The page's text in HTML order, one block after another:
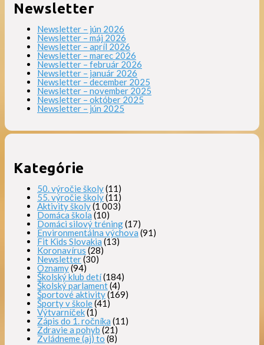
Newsletter
Newsletter – jún 2026
Newsletter – máj 2026
Newsletter – apríl 2026
Newsletter – marec 2026
Newsletter – február 2026
Newsletter – január 2026
Newsletter – december 2025
Newsletter – november 2025
Newsletter – október 2025
Newsletter – jún 2025
Kategórie
50. výročie školy(11)
55. výročie školy(11)
Aktivity školy(1 003)
Domáca škola (10)
Domáci silový tréning(17)
Environmentálna výchova (91)
Fit Kids Slovakia (13)
Koronavírus (28)
Newsletter(30)
Oznamy(94)
Školský klub detí(184)
Školský parlament(4)
Športové aktivity(169)
Športy v škole(41)
Výtvarníček(1)
Zápis do 1. ročníka (11)
Zdravie a pohyb (21)
Zvládneme (aj) to (8)